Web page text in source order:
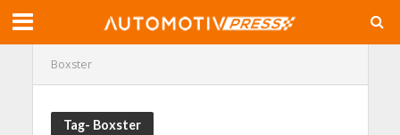
Boxster
Tag- Boxster